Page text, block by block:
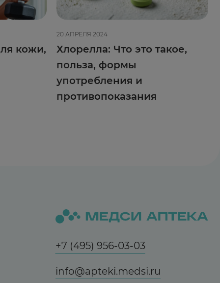
кожи,
20 АПРЕЛЯ 2024
Хлорелла: Что это такое,
польза, формы
употребления и
противопоказания
+7 (495) 956-03-03
info@apteki.medsi.ru